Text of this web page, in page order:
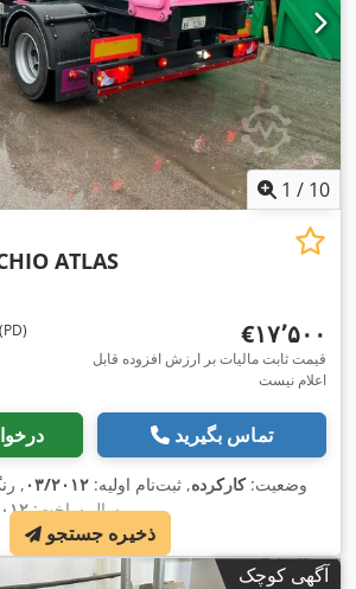
1 / 10
ATLAS
‎€۱۷٬۵۰۰
قیمت ثابت مالیات بر ارزش افزوده قابل
اعلام نیست
تماس بگیرید
وضعیت:کارکرده, ثبت‌نام اولیه: ۰۳/۲۰۱۲ ,
سال ساخت:,
آگهی کوچک
ذخیره جستجو